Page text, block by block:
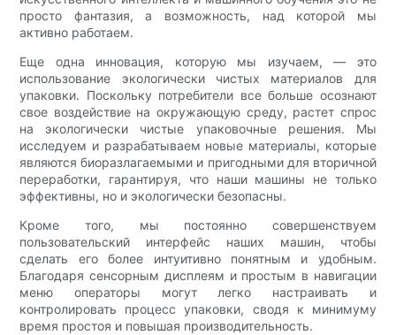
просто фантазия, а возможность, над которой мы
активно работаем.
Еще одна инновация, которую мы изучаем, — это
использование экологически чистых материалов для
упаковки. Поскольку потребители все больше осознают
свое воздействие на окружающую среду, растет спрос
на экологически чистые упаковочные решения. Мы
исследуем и разрабатываем новые материалы, которые
являются биоразлагаемыми и пригодными для вторичной
переработки, гарантируя, что наши машины не только
эффективны, но и экологически безопасны.
Кроме того, мы постоянно совершенствуем
пользовательский интерфейс наших машин, чтобы
сделать его более интуитивно понятным и удобным.
Благодаря сенсорным дисплеям и простым в навигации
меню операторы могут легко настраивать и
контролировать процесс упаковки, сводя к минимуму
время простоя и повышая производительность.